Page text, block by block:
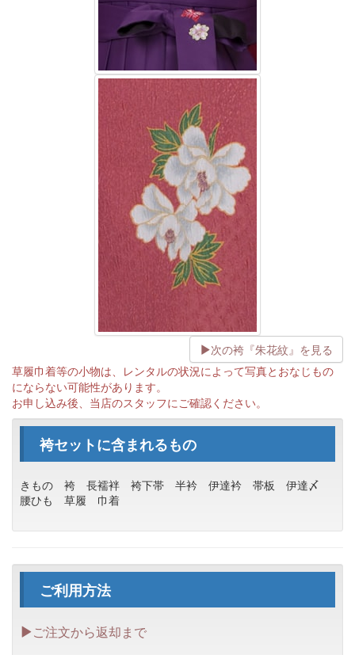
次の袴『朱花紋』を見る
草履巾着等の小物は、レンタルの状況によって写真とおなじもの
にならない可能性があります。
お申し込み後、当店のスタッフにご確認ください。
袴セットに含まれるもの
きもの 袴 長襦袢 袴下帯 半衿 伊達衿 帯板
伊達〆
腰ひも
草履 巾着
ご利用方法
ご注文から返却まで